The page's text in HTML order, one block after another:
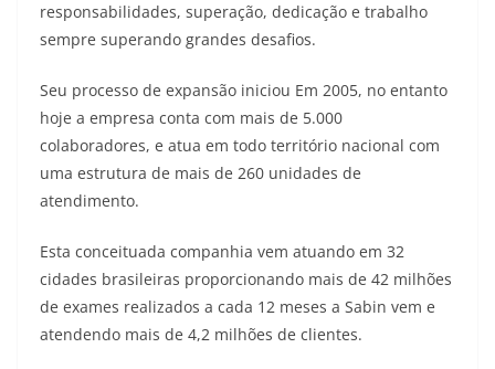
responsabilidades, superação, dedicação e trabalho
sempre superando grandes desafios.
Seu processo de expansão iniciou Em 2005, no entanto
hoje a empresa conta com mais de 5.000
colaboradores, e atua em todo território nacional com
uma estrutura de mais de 260 unidades de
atendimento.
Esta conceituada companhia vem atuando em 32
cidades brasileiras proporcionando mais de 42 milhões
de exames realizados a cada 12 meses a Sabin vem e
atendendo mais de 4,2 milhões de clientes.